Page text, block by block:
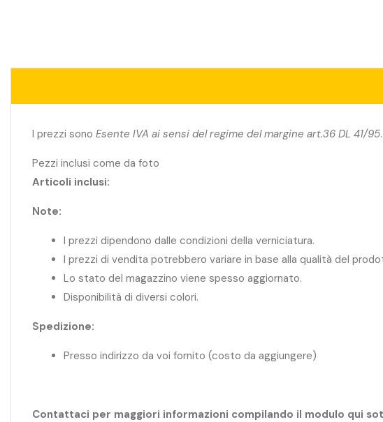
I prezzi sono Esente IVA ai sensi del regime del margine art.36 DL 41/95.
Pezzi inclusi come da foto
Articoli inclusi:
Note:
I prezzi dipendono dalle condizioni della verniciatura.
I prezzi di vendita potrebbero variare in base alla qualità del
Lo stato del magazzino viene spesso aggiornato.
Disponibilità di diversi colori.
Spedizione:
Presso indirizzo da voi fornito (costo da aggiungere)
Contattaci per maggiori informazioni compilando il modulo qui